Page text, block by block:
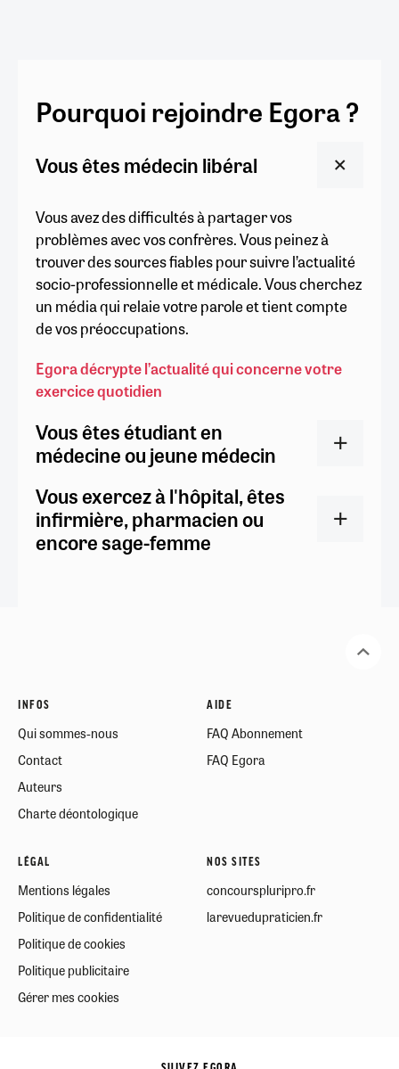
Pourquoi rejoindre Egora ?
Vous êtes médecin libéral
Vous avez des difficultés à partager vos
problèmes avec vos confrères. Vous peinez à
trouver des sources fiables pour suivre l’actualité
socio-professionnelle et médicale. Vous cherchez
un média qui relaie votre parole et tient compte
de vos préoccupations.
Egora décrypte l’actualité qui concerne votre
exercice quotidien
Vous êtes étudiant en
médecine ou jeune médecin
Vous exercez à l'hôpital, êtes
infirmière, pharmacien ou
encore sage-femme
INFOS
Qui sommes-nous
Contact
Auteurs
Charte déontologique
AIDE
FAQ Abonnement
FAQ Egora
LÉGAL
Mentions légales
Politique de confidentialité
Politique de cookies
Politique publicitaire
Gérer mes cookies
NOS SITES
concourspluripro.fr
larevuedupraticien.fr